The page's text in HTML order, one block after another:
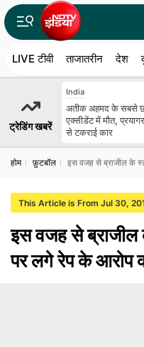
LIVE टीवी ताजातरीन देश
ट्रेडिंग खबरें
India
अतीक अहमद के सबसे
एक्सीडेंट में मौत,
से टकराई कार
होम फ़ुटबॉल इस वजह से ब्राजील के
This Article is From Jul 30,
इस वजह से ब्राजील
पर लगे रेप के आरोप